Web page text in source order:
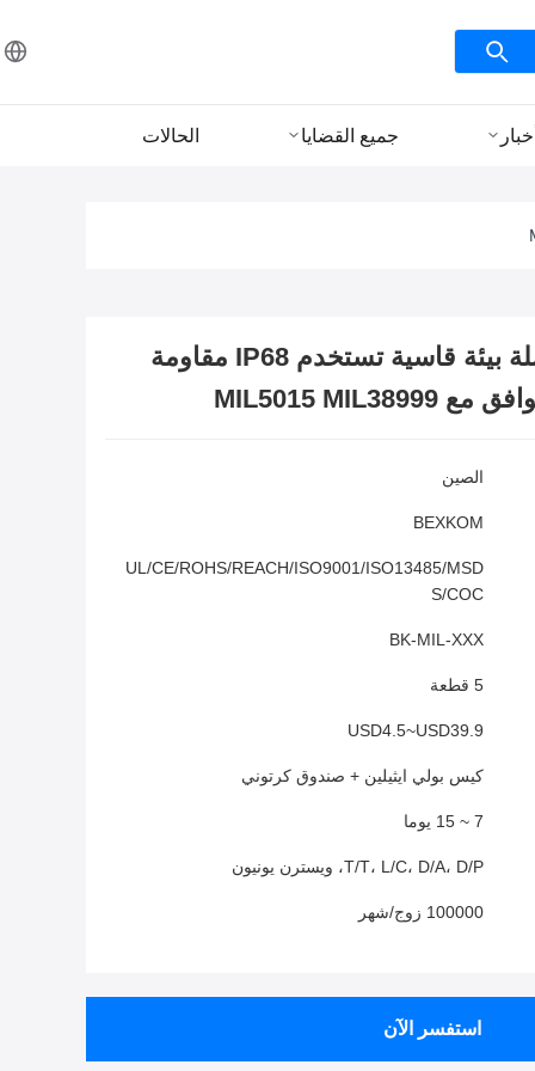
جميع القضايا الحالات
BEXKOM MIL سلسلة بيئة قاسية تستخدم IP68 مقاومة
الصين
BEXKOM
UL/CE/ROHS/REACH/ISO9001/ISO13485/MSD
S/COC
BK-MIL-XXX
5 قطعة
USD4.5~USD39.9
كيس بولي ايثيلين + صندوق كرتوني
7 ~ 15 يوما
T/T، L/C، D/A، D/P، ويسترن يونيون
100000 زوج/شهر
استفسر الآن